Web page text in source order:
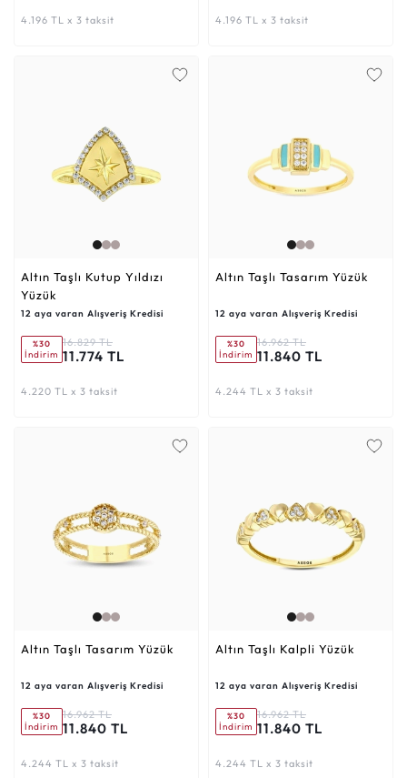
4.196 TL x 3 taksit 4.196 TL x 3 taksit
Altın Taşlı Kutup Yıldızı
Yüzük
12 aya varan Alışveriş Kredisi
%30
İndirim
16.829 TL
11.774 TL
4.220 TL x 3 taksit
Altın Taşlı Tasarım Yüzük
12 aya varan Alışveriş Kredisi
%30
İndirim
16.962 TL
11.840 TL
4.244 TL x 3 taksit
Altın Taşlı Tasarım Yüzük
12 aya varan Alışveriş Kredisi
%30
İndirim
16.962 TL
11.840 TL
4.244 TL x 3 taksit
Altın Taşlı Kalpli Yüzük
12 aya varan Alışveriş Kredisi
%30
İndirim
16.962 TL
11.840 TL
4.244 TL x 3 taksit